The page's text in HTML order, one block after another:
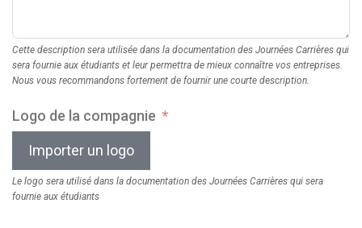
Cette description sera utilisée dans la documentation des Journées Carrières qui
sera fournie aux étudiants et leur permettra de mieux connaître vos entreprises.
Nous vous recommandons fortement de fournir une courte description.
Logo de la compagnie
Importer un logo
Le logo sera utilisé dans la documentation des Journées Carrières qui sera
fournie aux étudiants